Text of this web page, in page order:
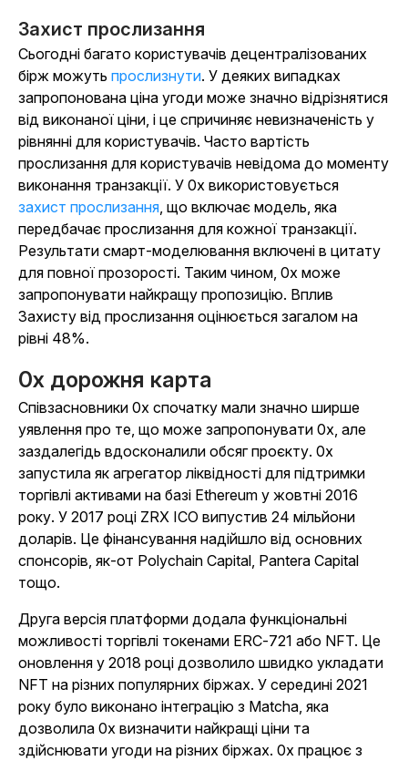
Захист прослизання
Сьогодні багато користувачів децентралізованих
бірж можуть прослизнути. У деяких випадках
запропонована ціна угоди може значно відрізнятися
від виконаної ціни, і це спричиняє невизначеність у
рівнянні для користувачів. Часто вартість
прослизання для користувачів невідома до моменту
виконання транзакції. У 0x використовується
захист прослизання, що включає модель, яка
передбачає прослизання для кожної транзакції.
Результати смарт-моделювання включені в цитату
для повної прозорості. Таким чином, 0x може
запропонувати найкращу пропозицію. Вплив
Захисту від прослизання оцінюється загалом на
рівні 48%.
0x дорожня карта
Співзасновники 0x спочатку мали значно ширше
уявлення про те, що може запропонувати 0x, але
заздалегідь вдосконалили обсяг проєкту. 0x
запустила як агрегатор ліквідності для підтримки
торгівлі активами на базі Ethereum у жовтні 2016
року. У 2017 році ZRX ICO випустив 24 мільйони
доларів. Це фінансування надійшло від основних
спонсорів, як-от Polychain Capital, Pantera Capital
тощо.
Друга версія платформи додала функціональні
можливості торгівлі токенами ERC-721 або NFT. Це
оновлення у 2018 році дозволило швидко укладати
NFT на різних популярних біржах. У середині 2021
року було виконано інтеграцію з Matcha, яка
дозволила 0x визначити найкращі ціни та
здійснювати угоди на різних біржах. 0x працює з